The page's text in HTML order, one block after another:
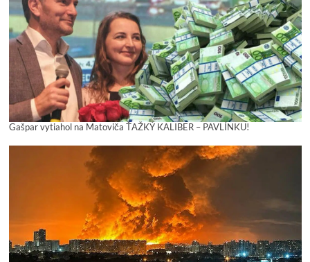
Gašpar vytiahol na Matoviča ŤAŽKÝ KALIBER – PAVLÍNKU!